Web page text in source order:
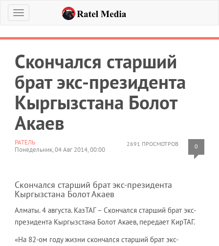
Меню
Скончался старший
брат экс-президента
Кыргызстана Болот
Акаев
2691 ПРОСМОТРОВ 0
РАТЕЛЬ
Понедельник, 04 Авг 2014, 00:00
Скончался старший брат экс-президента
Кыргызстана Болот Акаев
Алматы. 4 августа. КазТАГ – Скончался старший брат экс-
президента Кыргызстана Болот Акаев, передает КирТАГ.
«На 82-ом году жизни скончался старший брат экс-